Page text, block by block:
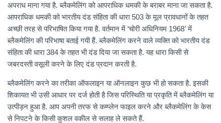
अपराध माना गया है. ब्लैकमेलिंग को आपराधिक धमकी के बराबर माना जा सकता है.
आपराधिक धमकी को भारतीय दंड संहिता की धारा 503 के मूल प्रावधानों के तहत
अच्छी तरह से परिभाषित किया गया है. वर्तमान में ‘चोरी अधिनियम 1968’ में
ब्लैकमेलिंग की परिभाषा बताई गयी हैं. ब्लैकमेलिंग करने वाले व्यक्ति को भारतीय दंड
संहिता की धारा 384 के तहत भी दंड दिया जा सकता है. यह धारा किसी से
जबरदस्ती वसूली करने के लिए दंड प्रदान करती है.
ब्लैकमेलिंग करने का तरीका ऑफलाइन या ऑनलाइन कुछ भी हो सकता है. इसकी
शिकायत भी उसी आधार पर दर्ज होती है जिस परिस्थिति या प्रकृति में ब्लैकमेलिंग या
उत्पीड़न हुआ है. आप अपनी तरफ से कम्प्लेन फाइल करने और ब्लैकमेलिंग के केस
से निपटने के किसी कुशल वकील से सलाह ले सकते हैं.